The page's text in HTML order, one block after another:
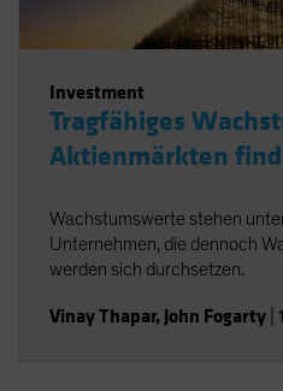
Investment
Tragfähiges
Aktienmärkten
Wachstumswerte stehen
Unternehmen, die dennoch
werden sich durchsetzen.
Vinay Thapar, John Fogarty